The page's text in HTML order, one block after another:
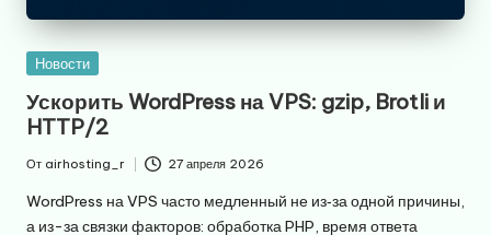
Опубликовано
Новости
Ускорить WordPress на VPS: gzip, Brotli и
HTTP/2
от
От airhosting_r 27 апреля 2026
WordPress на VPS часто медленный не из‑за одной причины,
а из-за связки факторов: обработка PHP, время ответа